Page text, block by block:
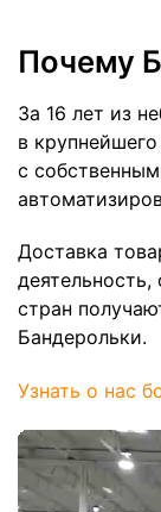
Почему
За 16 лет из
в
с
Доставка
стран
Бандерольки.
Узнать о нас